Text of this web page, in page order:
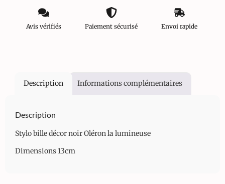
Avis vérifiés Paiement sécurisé Envoi rapide
Description Informations complémentaires
Description
Stylo bille décor noir Oléron la lumineuse
Dimensions 13cm